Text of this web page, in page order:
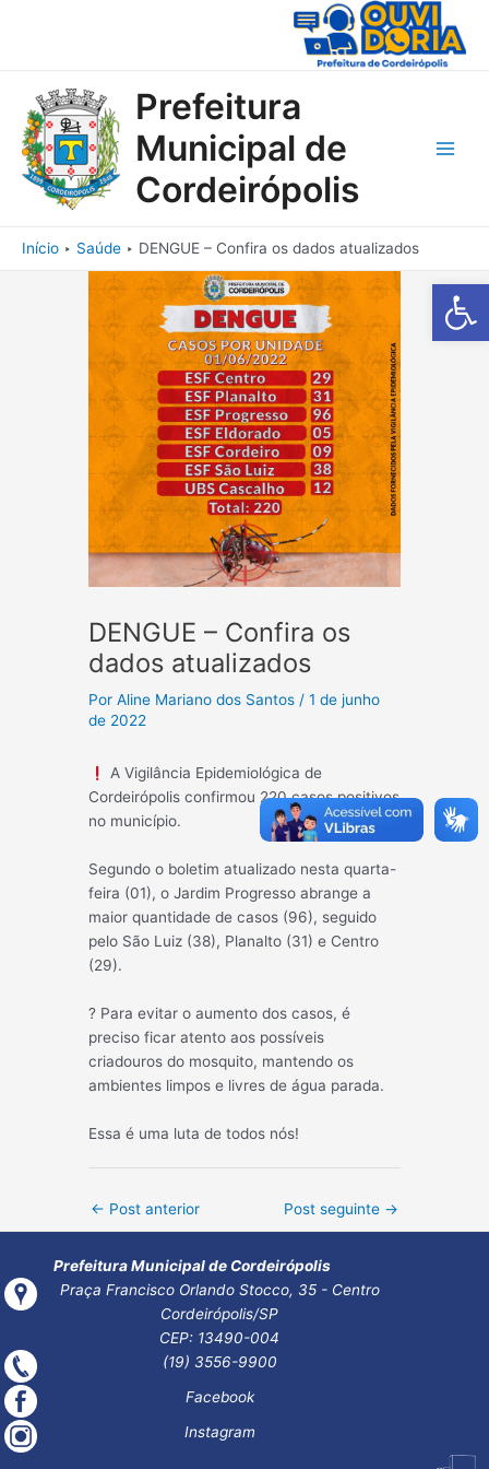
Barra de
Prefeitura
Municipal de
Cordeirópolis
Início Saúde DENGUE – Confira os dados atualizados
DENGUE – Confira os
dados atualizados
PorAline Mariano dos Santos /1 de junho
de 2022
A Vigilância Epidemiológica de
Cordeirópolis confirmou 220 casos positivos
no município.
Segundo o boletim atualizado nesta quarta-
feira (01), o Jardim Progresso abrange a
maior quantidade de casos (96), seguido
pelo São Luiz (38), Planalto (31) e Centro
(29).
? Para evitar o aumento dos casos, é
preciso ficar atento aos possíveis
criadouros do mosquito, mantendo os
ambientes limpos e livres de água parada.
Essa é uma luta de todos nós!
Post
← Post anterior Post seguinte →
Prefeitura Municipal de Cordeirópolis
Praça Francisco Orlando Stocco, 35 - Centro
Cordeirópolis/SP
CEP: 13490-004
(19) 3556-9900
Facebook
Instagram